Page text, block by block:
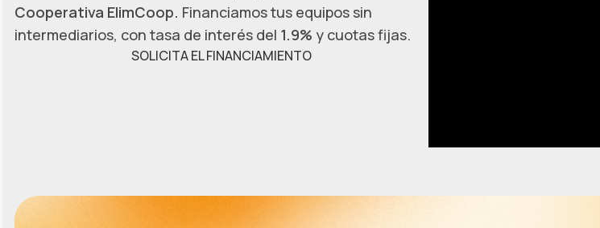
Cooperativa ElimCoop. Financiamos tus equipos sin
intermediarios, con tasa de interés del 1.9% y cuotas fijas.
SOLICITA EL FINANCIAMIENTO